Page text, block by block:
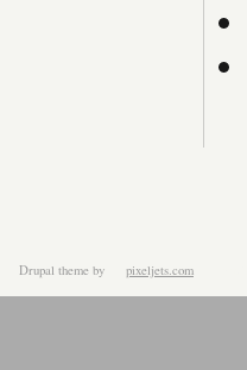
Drupal theme by pixeljets.com